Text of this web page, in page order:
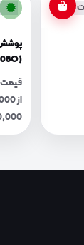
(854101M1808O)